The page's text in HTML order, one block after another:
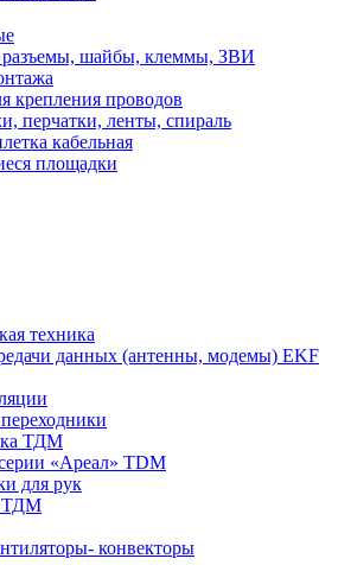
разъемы, шайбы, клеммы, ЗВИ
крепления проводов
перчатки, ленты, спираль
кабельная
площадки
техника
данных (антенны, модемы) EKF
ТДМ
«Ареал» TDM
для рук
ТДМ
конвекторы